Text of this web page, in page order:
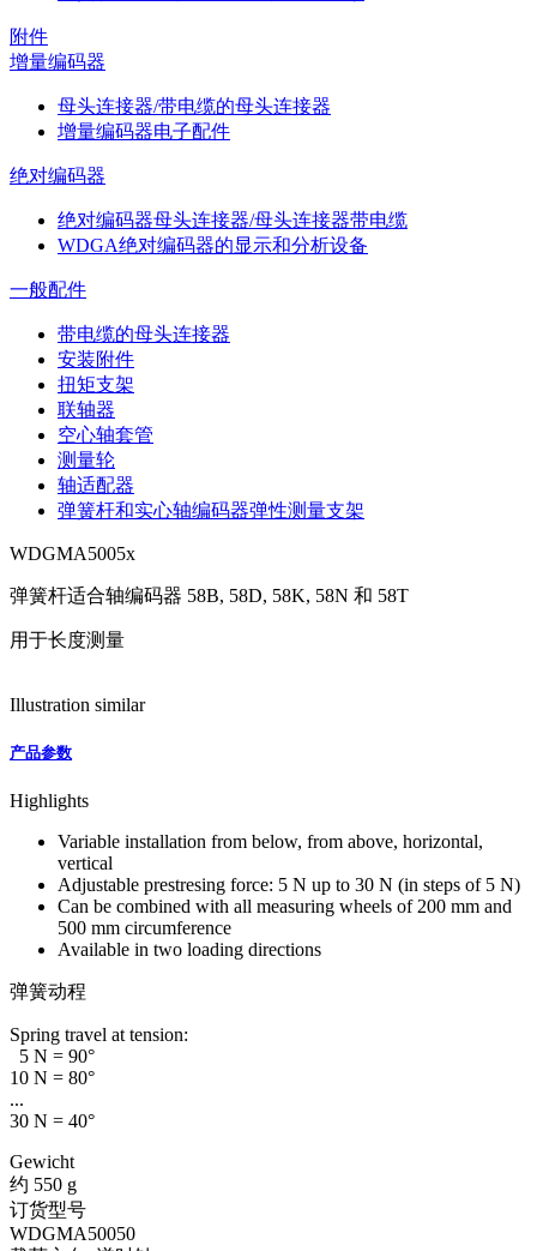
附件
增量编码器
母头连接器/带电缆的母头连接器
增量编码器电子配件
绝对编码器
绝对编码器母头连接器/母头连接器带电缆
WDGA绝对编码器的显示和分析设备
一般配件
带电缆的母头连接器
安装附件
扭矩支架
联轴器
空心轴套管
测量轮
轴适配器
弹簧杆和实心轴编码器弹性测量支架
WDGMA5005x
弹簧杆适合轴编码器 58B, 58D, 58K, 58N 和 58T
用于长度测量
Illustration similar
产品参数
Highlights
Variable installation from below, from above, horizontal,
vertical
Adjustable prestresing force: 5 N up to 30 N (in steps of 5 N)
Can be combined with all measuring wheels of 200 mm and
500 mm circumference
Available in two loading directions
弹簧动程
Spring travel at tension:
5 N = 90°
10 N = 80°
...
30 N = 40°
Gewicht
约 550 g
订货型号
WDGMA50050